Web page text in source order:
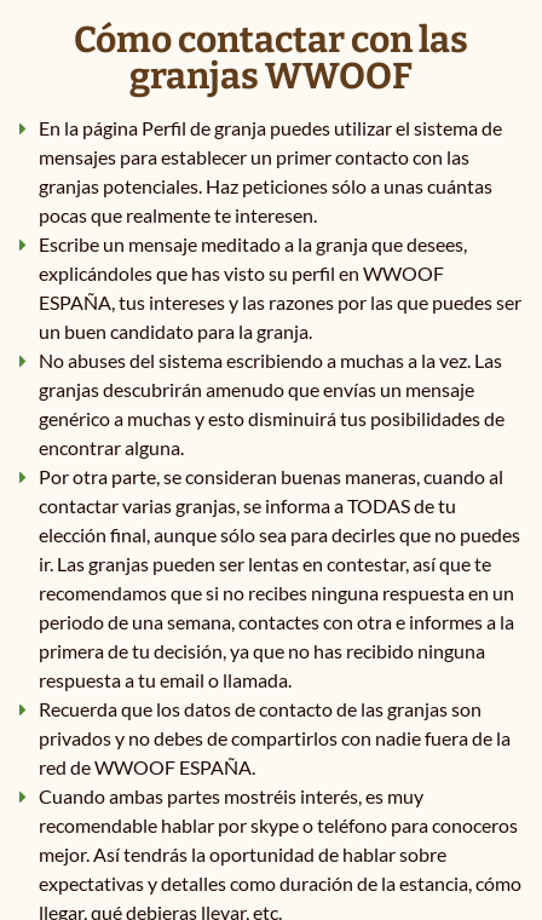
Cómo contactar con las
granjas WWOOF
En la página Perfil de granja puedes utilizar el sistema de
mensajes para establecer un primer contacto con las
granjas potenciales. Haz peticiones sólo a unas cuántas
pocas que realmente te interesen.
Escribe un mensaje meditado a la granja que desees,
explicándoles que has visto su perfil en WWOOF
ESPAÑA, tus intereses y las razones por las que puedes ser
un buen candidato para la granja.
No abuses del sistema escribiendo a muchas a la vez. Las
granjas descubrirán amenudo que envías un mensaje
genérico a muchas y esto disminuirá tus posibilidades de
encontrar alguna.
Por otra parte, se consideran buenas maneras, cuando al
contactar varias granjas, se informa a TODAS de tu
elección final, aunque sólo sea para decirles que no puedes
ir. Las granjas pueden ser lentas en contestar, así que te
recomendamos que si no recibes ninguna respuesta en un
periodo de una semana, contactes con otra e informes a la
primera de tu decisión, ya que no has recibido ninguna
respuesta a tu email o llamada.
Recuerda que los datos de contacto de las granjas son
privados y no debes de compartirlos con nadie fuera de la
red de WWOOF ESPAÑA.
Cuando ambas partes mostréis interés, es muy
recomendable hablar por skype o teléfono para conoceros
mejor. Así tendrás la oportunidad de hablar sobre
expectativas y detalles como duración de la estancia, cómo
llegar, qué debieras llevar, etc.